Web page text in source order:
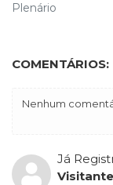
Plenário
COMENTÁRIOS:
Nenhum
Já
Visitante